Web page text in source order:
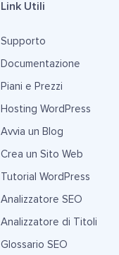
Link Utili
Supporto
Documentazione
Piani e Prezzi
Hosting WordPress
Avvia un Blog
Crea un Sito Web
Tutorial WordPress
Analizzatore SEO
Analizzatore di Titoli
Glossario SEO